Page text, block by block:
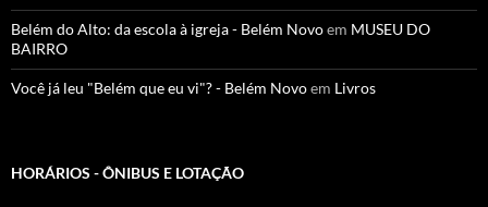
Belém do Alto: da escola à igreja - Belém Novoem MUSEU DO
BAIRRO
Você já leu "Belém que eu vi"? - Belém Novoem Livros
HORÁRIOS - ÔNIBUS E LOTAÇÃO